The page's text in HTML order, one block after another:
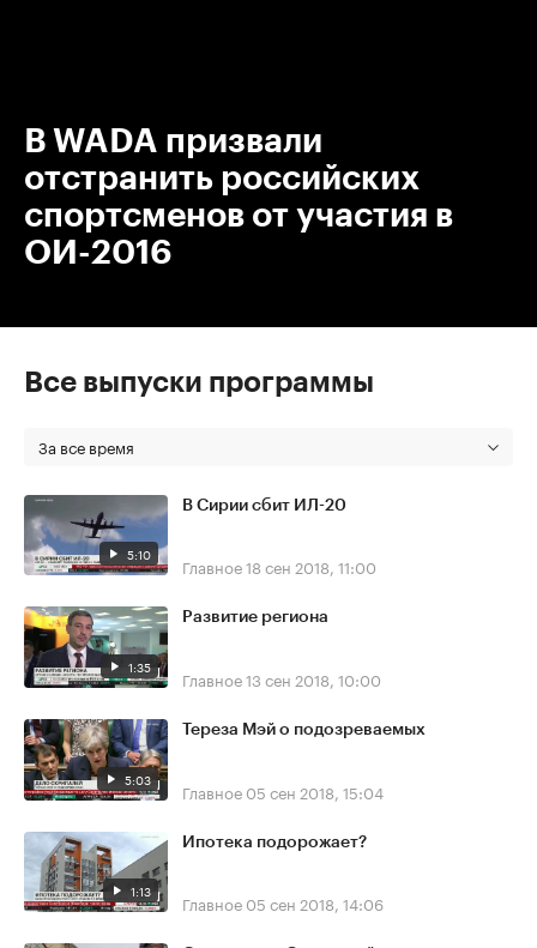
В WADA призвали
отстранить российских
спортсменов от участия в
ОИ-2016
Все выпуски программы
За все время
5:10
В Сирии сбит ИЛ-20
Главное18 сен 2018, 11:00
1:35
Развитие региона
Главное13 сен 2018, 10:00
5:03
Тереза Мэй о подозреваемых
Главное 05 сен 2018, 15:04
1:13
Ипотека подорожает?
Главное 05 сен 2018, 14:06